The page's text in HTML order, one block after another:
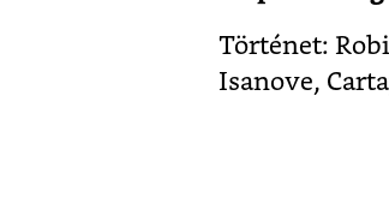
Történet:
Isanove,